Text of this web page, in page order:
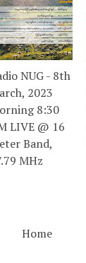
NUG - 8th
2023
8:30
LIVE @ 16
Band,
MHz
Home